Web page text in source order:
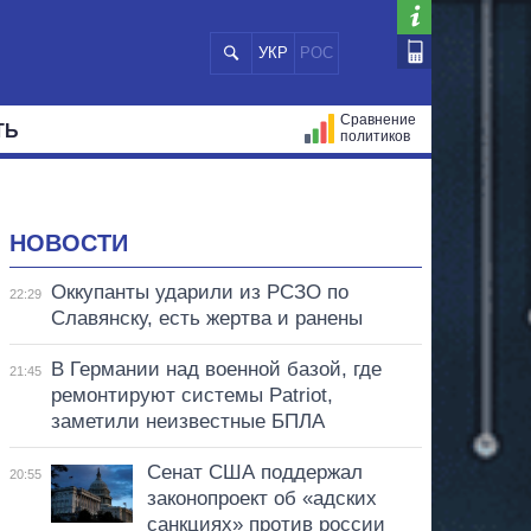
УКР РОС
Сравнение
политиков
НОВОСТИ
22:29
Оккупанты ударили из РСЗО по
Славянску, есть жертва и ранены
21:45
В Германии над военной базой, где
ремонтируют системы Patriot,
заметили неизвестные БПЛА
20:55
Сенат США поддержал
законопроект об «адских
санкциях» против россии